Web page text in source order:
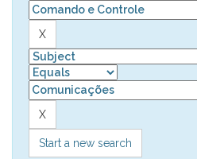
Start a new search